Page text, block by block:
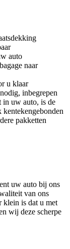
auto
naar
u klaar
inbegrepen
in uw auto, is de
pakketten
uw auto bij ons
van ons
klein is dat u met
wij deze scherpe